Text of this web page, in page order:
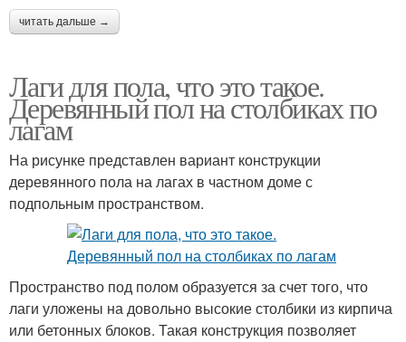
читать дальше →
Лаги для пола, что это такое.
Деревянный пол на столбиках по
лагам
На рисунке представлен вариант конструкции
деревянного пола на лагах в частном доме с
подпольным пространством.
Пространство под полом образуется за счет того, что
лаги уложены на довольно высокие столбики из кирпича
или бетонных блоков. Такая конструкция позволяет